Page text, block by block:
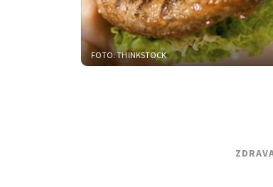
FOTO: THINKSTOCK